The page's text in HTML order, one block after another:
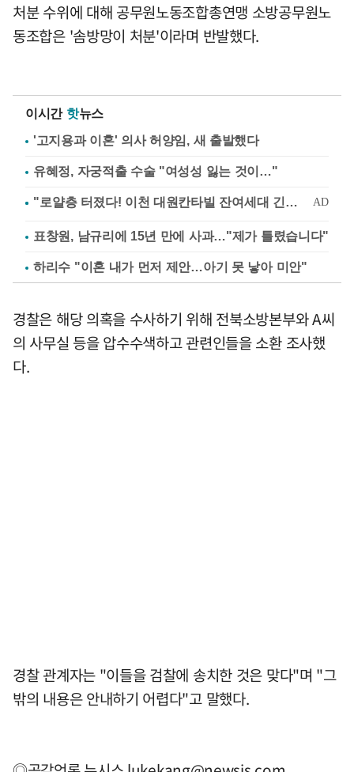
처분 수위에 대해 공무원노동조합총연맹 소방공무원노
동조합은 '솜방망이 처분'이라며 반발했다.
이시간 핫뉴스
'고지용과 이혼' 의사 허양임, 새 출발했다
유혜정, 자궁적출 수술 "여성성 잃는 것이…"
표창원, 남규리에 15년 만에 사과…"제가 틀렸습니다"
하리수 "이혼 내가 먼저 제안…아기 못 낳아 미안"
경찰은 해당 의혹을 수사하기 위해 전북소방본부와 A씨
의 사무실 등을 압수수색하고 관련인들을 소환 조사했
다.
경찰 관계자는 "이들을 검찰에 송치한 것은 맞다"며 "그
밖의 내용은 안내하기 어렵다"고 말했다.